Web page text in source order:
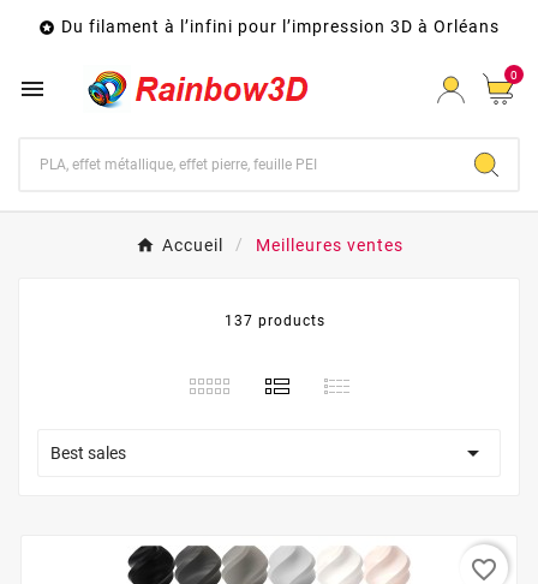
 Du filament à l’infini pour l’impression 3D à Orléans
 0
Accueil Meilleures ventes
137 products
Best sales 
favorite_border